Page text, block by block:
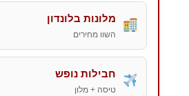
מלונות בלונדון
השוו מחירים
חבילות נופש
טיסה + מלון